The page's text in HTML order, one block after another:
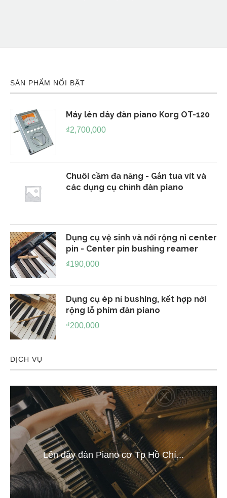
SẢN PHẨM NỔI BẬT
Máy lên dây đàn piano Korg OT-120
₫2,700,000
Chuôi cầm đa năng - Gắn tua vít và
các dụng cụ chỉnh đàn piano
Dụng cụ vệ sinh và nới rộng nỉ center
pin - Center pin bushing reamer
₫190,000
Dụng cụ ép nỉ bushing, kết hợp nới
rộng lỗ phím đàn piano
₫200,000
DỊCH VỤ
Lên dây đàn Piano cơ Tp Hồ Chí...